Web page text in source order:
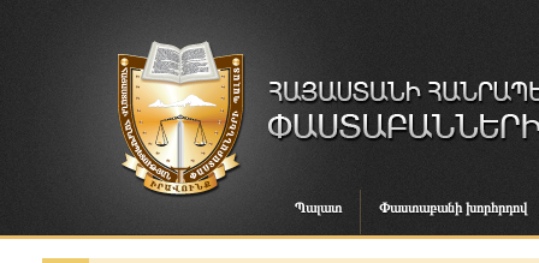
Պալատ Փաստաբանի խորհրդով